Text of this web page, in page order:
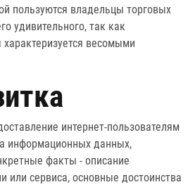
пользуются владельцы торговых
удивительного, так как
весомыми
интернет-пользователям
информационных данных,
факты - описание
или сервиса, основные достоинства